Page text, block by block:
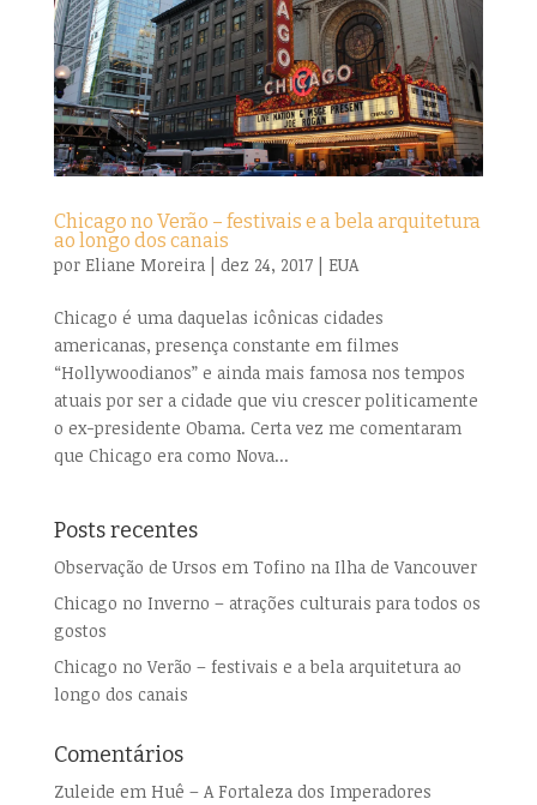
Chicago no Verão – festivais e a bela arquitetura
ao longo dos canais
por Eliane Moreira| dez 24, 2017| EUA
Chicago é uma daquelas icônicas cidades
americanas, presença constante em filmes
“Hollywoodianos” e ainda mais famosa nos tempos
atuais por ser a cidade que viu crescer politicamente
o ex-presidente Obama. Certa vez me comentaram
que Chicago era como Nova...
Posts recentes
Observação de Ursos em Tofino na Ilha de Vancouver
Chicago no Inverno – atrações culturais para todos os
gostos
Chicago no Verão – festivais e a bela arquitetura ao
longo dos canais
Comentários
Zuleide em Huê – A Fortaleza dos Imperadores